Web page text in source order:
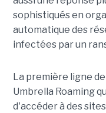
sophistiqués en
automatique des
infectées par un
La première ligne
Umbrella Roaming
d'accéder à des